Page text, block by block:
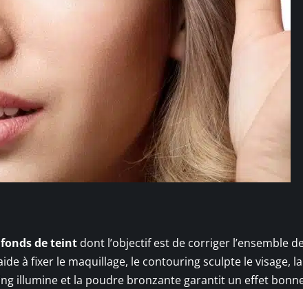
fonds de teint dont l’objectif est de corriger l’ensemble
à fixer le maquillage, le contouring sculpte le visage,
illumine et la poudre bronzante garantit un effet